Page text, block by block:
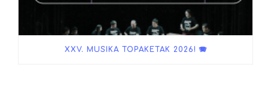
XXV. MUSIKA TOPAKETAK 2026! 🪗